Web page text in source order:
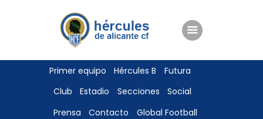
Primer equipo Hércules B
Futura
Club
Estadio Secciones
Social
Prensa
Contacto Global Football
ENTRADAS
TIENDA
HÉRCULESCF100